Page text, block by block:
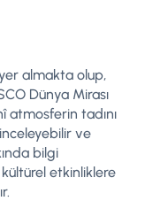
yer almakta olup,
Dünya Mirası
atmosferin tadını
ve
bilgi
etkinliklere